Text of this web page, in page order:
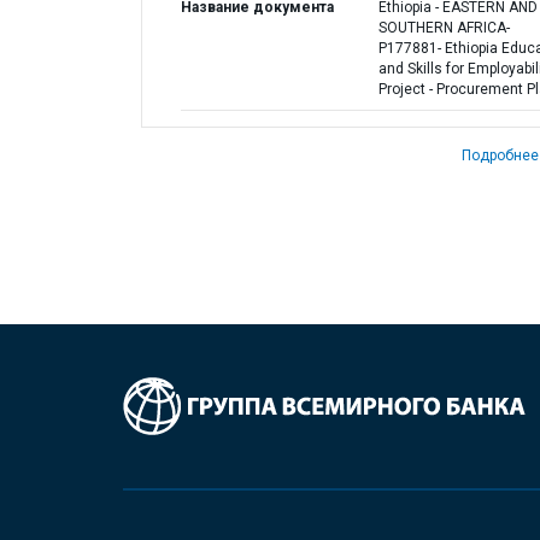
Название документа
Ethiopia - EASTERN AND
SOUTHERN AFRICA-
P177881- Ethiopia
and Skills for
Project - Procurement
Подробнее